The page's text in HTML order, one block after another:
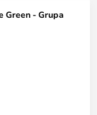
Green - Grupa